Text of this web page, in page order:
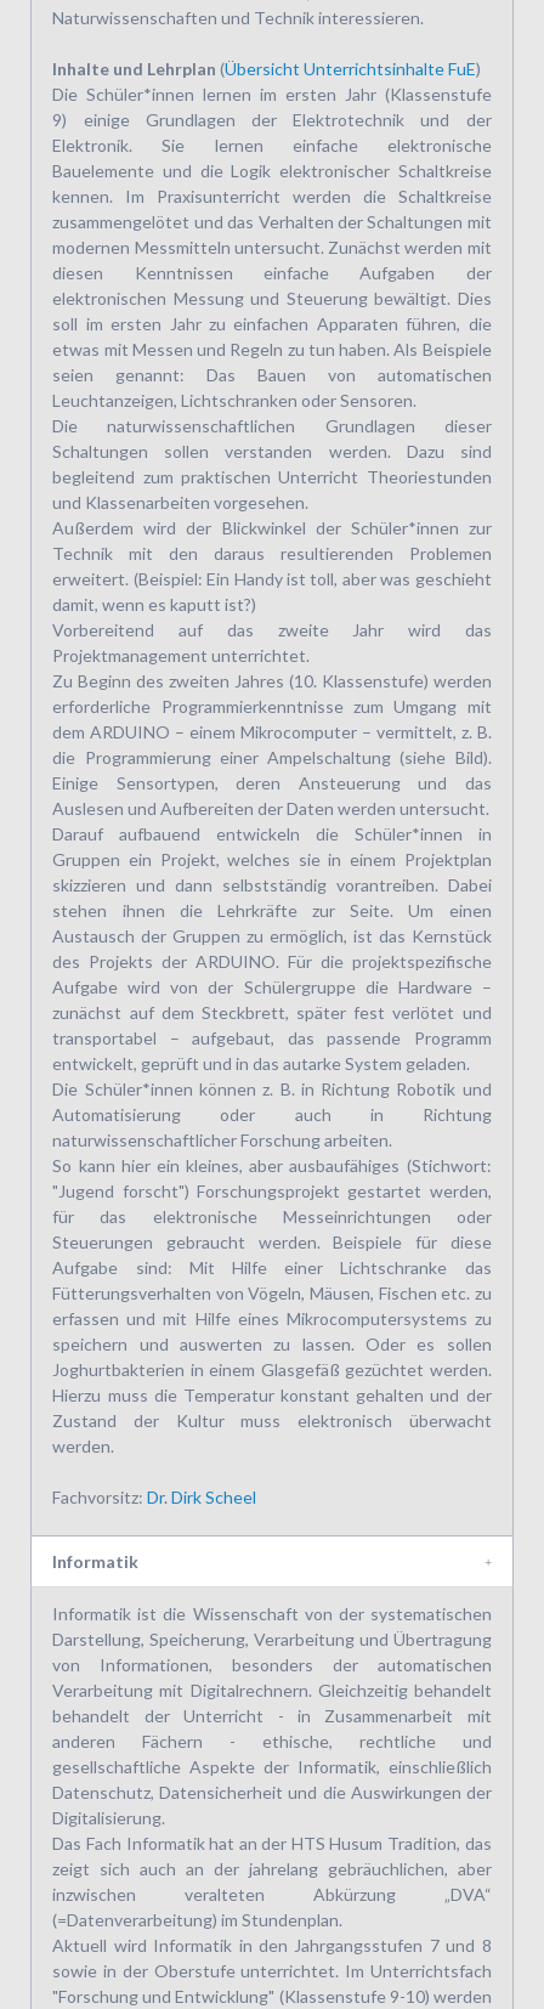
Naturwissenschaften und Technik interessieren.
Inhalte und Lehrplan (Übersicht Unterrichtsinhalte FuE)
Die Schüler*innen lernen im ersten Jahr (Klassenstufe
9) einige Grundlagen der Elektrotechnik und der
Elektronik. Sie lernen einfache elektronische
Bauelemente und die Logik elektronischer Schaltkreise
kennen. Im Praxisunterricht werden die Schaltkreise
zusammengelötet und das Verhalten der Schaltungen mit
modernen Messmitteln untersucht. Zunächst werden mit
diesen Kenntnissen einfache Aufgaben der
elektronischen Messung und Steuerung bewältigt. Dies
soll im ersten Jahr zu einfachen Apparaten führen, die
etwas mit Messen und Regeln zu tun haben. Als Beispiele
seien genannt: Das Bauen von automatischen
Leuchtanzeigen, Lichtschranken oder Sensoren.
Die naturwissenschaftlichen Grundlagen dieser
Schaltungen sollen verstanden werden. Dazu sind
begleitend zum praktischen Unterricht Theoriestunden
und Klassenarbeiten vorgesehen.
Außerdem wird der Blickwinkel der Schüler*innen zur
Technik mit den daraus resultierenden Problemen
erweitert. (Beispiel: Ein Handy ist toll, aber was geschieht
damit, wenn es kaputt ist?)
Vorbereitend auf das zweite Jahr wird das
Projektmanagement unterrichtet.
Zu Beginn des zweiten Jahres (10. Klassenstufe) werden
erforderliche Programmierkenntnisse zum Umgang mit
dem ARDUINO – einem Mikrocomputer – vermittelt, z. B.
die Programmierung einer Ampelschaltung (siehe Bild).
Einige Sensortypen, deren Ansteuerung und das
Auslesen und Aufbereiten der Daten werden untersucht.
Darauf aufbauend entwickeln die Schüler*innen in
Gruppen ein Projekt, welches sie in einem Projektplan
skizzieren und dann selbstständig vorantreiben. Dabei
stehen ihnen die Lehrkräfte zur Seite. Um einen
Austausch der Gruppen zu ermöglich, ist das Kernstück
des Projekts der ARDUINO. Für die projektspezifische
Aufgabe wird von der Schülergruppe die Hardware –
zunächst auf dem Steckbrett, später fest verlötet und
transportabel – aufgebaut, das passende Programm
entwickelt, geprüft und in das autarke System geladen.
Die Schüler*innen können z. B. in Richtung Robotik und
Automatisierung oder auch in Richtung
naturwissenschaftlicher Forschung arbeiten.
So kann hier ein kleines, aber ausbaufähiges (Stichwort:
"Jugend forscht") Forschungsprojekt gestartet werden,
für das elektronische Messeinrichtungen oder
Steuerungen gebraucht werden. Beispiele für diese
Aufgabe sind: Mit Hilfe einer Lichtschranke das
Fütterungsverhalten von Vögeln, Mäusen, Fischen etc. zu
erfassen und mit Hilfe eines Mikrocomputersystems zu
speichern und auswerten zu lassen. Oder es sollen
Joghurtbakterien in einem Glasgefäß gezüchtet werden.
Hierzu muss die Temperatur konstant gehalten und der
Zustand der Kultur muss elektronisch überwacht
werden.
Fachvorsitz:Dr. Dirk Scheel
Informatik
Informatik ist die Wissenschaft von der systematischen
Darstellung, Speicherung, Verarbeitung und Übertragung
von Informationen, besonders der automatischen
Verarbeitung mit Digitalrechnern. Gleichzeitig behandelt
behandelt der Unterricht - in Zusammenarbeit mit
anderen Fächern - ethische, rechtliche und
gesellschaftliche Aspekte der Informatik, einschließlich
Datenschutz, Datensicherheit und die Auswirkungen der
Digitalisierung.
Das Fach Informatik hat an der HTS Husum Tradition, das
zeigt sich auch an der jahrelang gebräuchlichen, aber
inzwischen veralteten Abkürzung „DVA“
(=Datenverarbeitung) im Stundenplan.
Aktuell wird Informatik in den Jahrgangsstufen 7 und 8
sowie in der Oberstufe unterrichtet. Im Unterrichtsfach
"Forschung und Entwicklung" (Klassenstufe 9-10) werden